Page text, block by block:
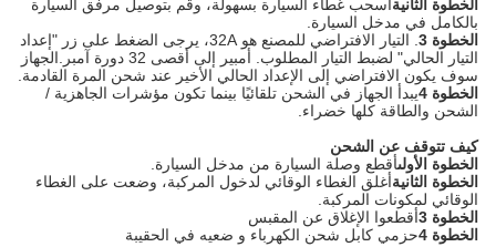
الخطوة الثانيةاسحب غطاء السيارة بسهولة، وقم بتوصيل مرفق السيارة
بالكامل في مدخل السيارة.
الخطوة 3
. التيار الافتراضي للمصنع هو 32A، يرجى الضغط على زر "إعداد
التيار الحالي" لضبط التيار المطلوب. أمبير إلى أقصى 32 دورة آمبر.الجهاز
سوف يكون الافتراضي إلى الإعداد الحالي الأخير عند شحن المرة القادمة.
الخطوة 4 يبدأ الجهاز في الشحن تلقائيًا بينما تكون مؤشرات الجاهزية /
الشحن والطاقة كلها خضراء.
كيف تتوقف عن الشحن
الخطوة الأولىأقطع وصلة السيارة من مدخل السيارة.
الخطوة الثانيةأغلق الغطاء الوقائي لدخول المركبة، وضعت على الغطاء
الوقائي لمكونات المركبة.
الخطوة 3 أقطعوا الإغلاق عن المقبس
الخطوة 4 حزمي كابل شحن الكهرباء و ضعيه في الحقيبة